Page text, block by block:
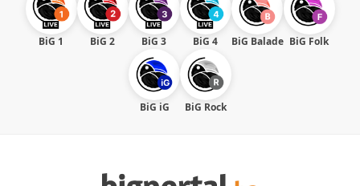
BiG 1 BiG 2 BiG 3 BiG 4 BiG Balade BiG Folk
BiG iG BiG Rock